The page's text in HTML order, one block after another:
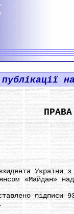
України з
«Майдан»
підписи